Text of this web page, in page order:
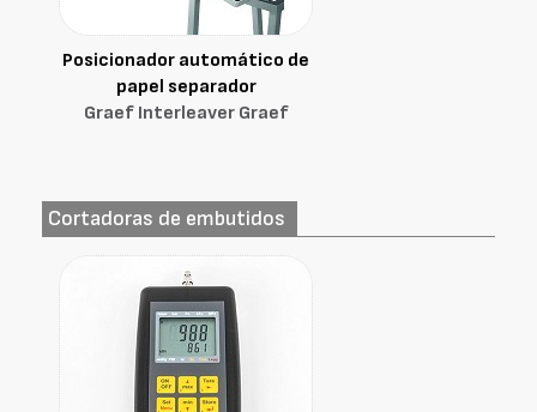
Posicionador automático de
papel separador
Graef Interleaver Graef
Cortadoras de embutidos